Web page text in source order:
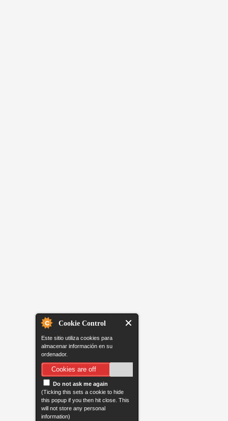
Cookie Control
Este sitio utiliza cookies para
almacenar información en su
ordenador.
Cookies are off
Do not ask me again
(Ticking this sets a cookie to hide
this popup if you then hit close. This
will not store any personal
information)